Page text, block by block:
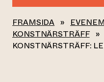
FRAMSIDA »
KONSTNÄRSTRÄFF »
KONSTNÄRSTRÄFF: